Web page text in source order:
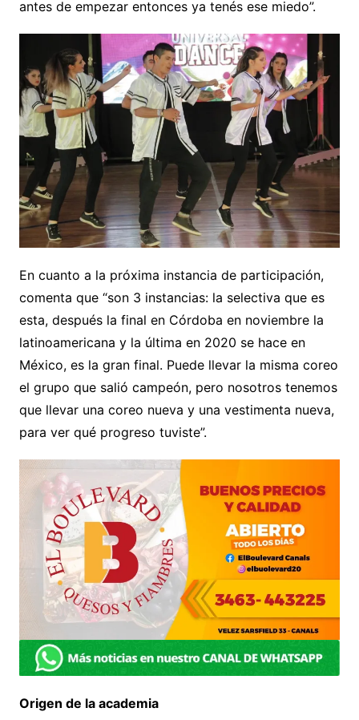
antes de empezar entonces ya tenés ese miedo”.
En cuanto a la próxima instancia de participación,
comenta que “son 3 instancias: la selectiva que es
esta, después la final en Córdoba en noviembre la
latinoamericana y la última en 2020 se hace en
México, es la gran final. Puede llevar la misma coreo
el grupo que salió campeón, pero nosotros tenemos
que llevar una coreo nueva y una vestimenta nueva,
para ver qué progreso tuviste”.
Origen de la academia